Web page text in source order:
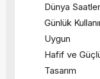
Dünya
Günlük
Uygun
Hafif ve
Tasarım